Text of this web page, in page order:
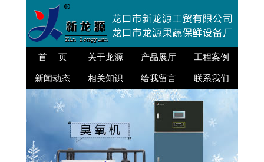
首 页 关于龙源 产品展厅 工程案例
新闻动态 相关知识 给我留言 联系我们